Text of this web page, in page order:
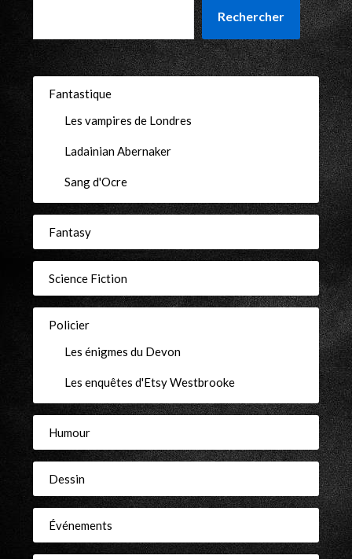
Rechercher
Fantastique
Les vampires de Londres
Ladainian Abernaker
Sang d'Ocre
Fantasy
Science Fiction
Policier
Les énigmes du Devon
Les enquêtes d'Etsy Westbrooke
Humour
Dessin
Événements